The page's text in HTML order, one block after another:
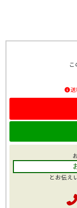
こ
とお伝え